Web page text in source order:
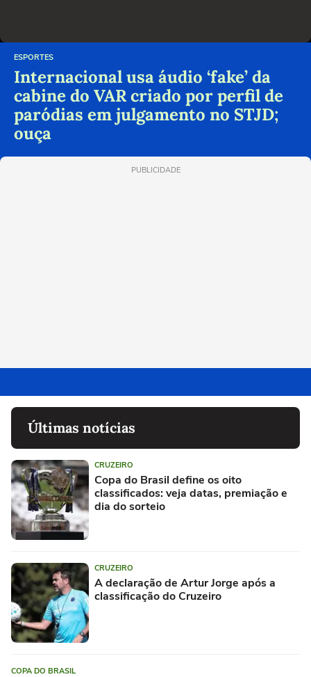
ESPORTES
Internacional usa áudio ‘fake’ da
cabine do VAR criado por perfil de
paródias em julgamento no STJD;
ouça
PUBLICIDADE
Últimas notícias
CRUZEIRO
Copa do Brasil define os oito
classificados: veja datas, premiação e
dia do sorteio
CRUZEIRO
A declaração de Artur Jorge após a
classificação do Cruzeiro
COPA DO BRASIL